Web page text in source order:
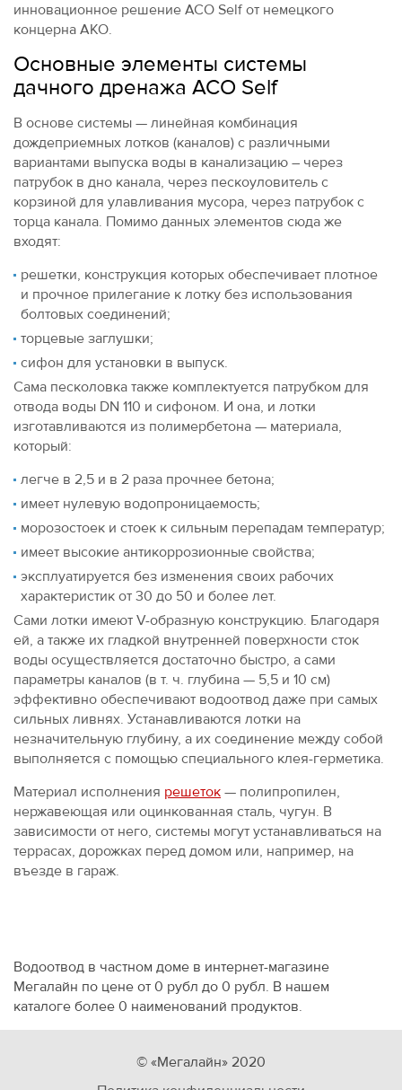
инновационное решение ACO Self от немецкого
концерна АКО.
Основные элементы системы
дачного дренажа ACO Self
В основе системы — линейная комбинация
дождеприемных лотков (каналов) с различными
вариантами выпуска воды в канализацию – через
патрубок в дно канала, через пескоуловитель с
корзиной для улавливания мусора, через патрубок с
торца канала. Помимо данных элементов сюда же
входят:
решетки, конструкция которых обеспечивает плотное
и прочное прилегание к лотку без использования
болтовых соединений;
торцевые заглушки;
сифон для установки в выпуск.
Сама песколовка также комплектуется патрубком для
отвода воды DN 110 и сифоном. И она, и лотки
изготавливаются из полимербетона — материала,
который:
легче в 2,5 и в 2 раза прочнее бетона;
имеет нулевую водопроницаемость;
морозостоек и стоек к сильным перепадам температур;
имеет высокие антикоррозионные свойства;
эксплуатируется без изменения своих рабочих
характеристик от 30 до 50 и более лет.
Сами лотки имеют V-образную конструкцию. Благодаря
ей, а также их гладкой внутренней поверхности сток
воды осуществляется достаточно быстро, а сами
параметры каналов (в т. ч. глубина — 5,5 и 10 см)
эффективно обеспечивают водоотвод даже при самых
сильных ливнях. Устанавливаются лотки на
незначительную глубину, а их соединение между собой
выполняется с помощью специального клея-герметика.
Материал исполнения решеток — полипропилен,
нержавеющая или оцинкованная сталь, чугун. В
зависимости от него, системы могут устанавливаться на
террасах, дорожках перед домом или, например, на
въезде в гараж.
Водоотвод в частном доме в интернет-магазине
Мегалайн по цене от 0 рубл до 0 рубл. В нашем
каталоге более 0 наименований продуктов.
© «Мегалайн» 2020